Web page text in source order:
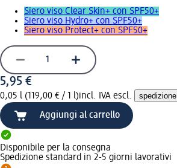
Siero viso Clear Skin+ con SPF50+
Siero viso Hydro+ con SPF50+
Siero viso Protect+ con SPF50+
5,95 €
0,05 l (119,00 € / 1 l)incl. IVA escl. spedizione
Aggiungi al carrello
Disponibile per la consegna
Spedizione standard in 2-5 giorni lavorativi